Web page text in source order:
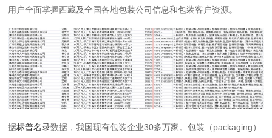
用户全面掌握西藏及全国各地包装公司信息和包装客户资源。
据标普名录数据，我国现有包装企业30多万家。包装（packaging）